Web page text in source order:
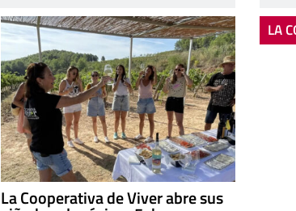
La Cooperativa de Viver abre sus
LA